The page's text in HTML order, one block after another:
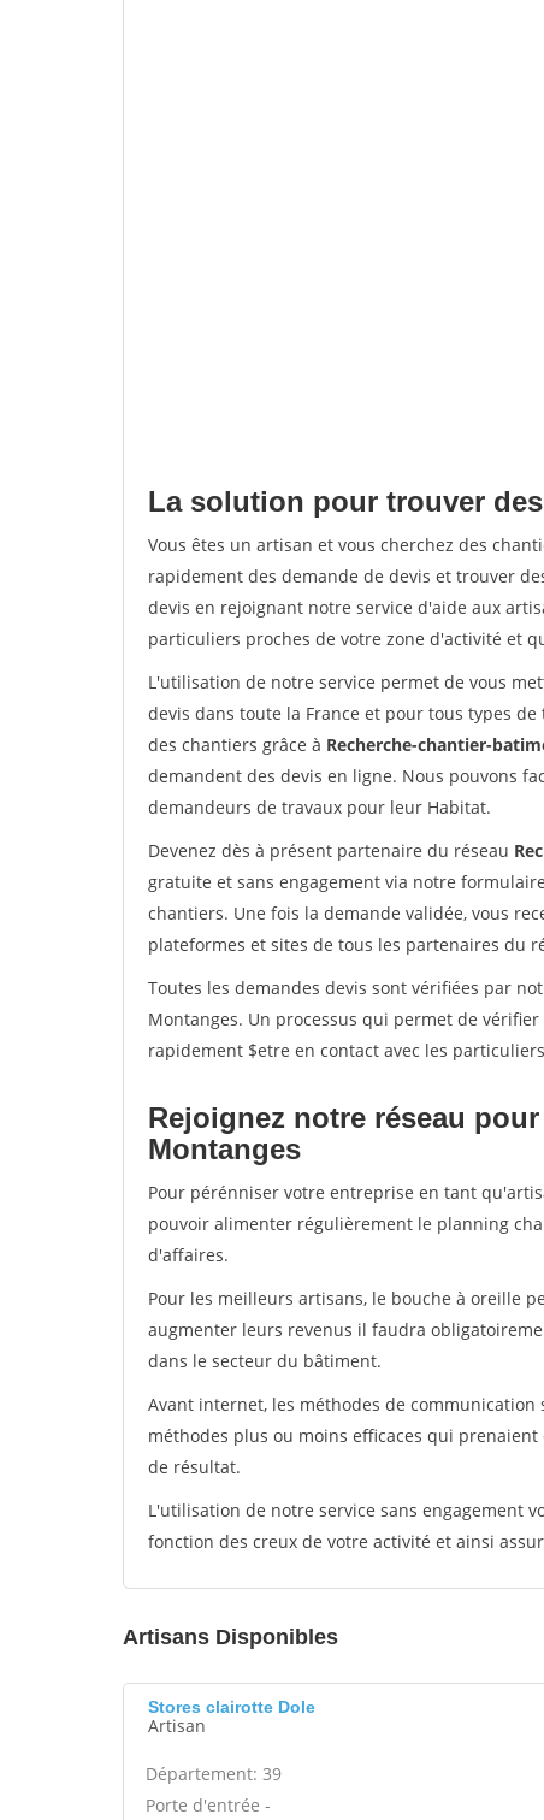
La solution pour trouver
Vous êtes un artisan et vous cherchez des
rapidement des demande de devis et trouver
devis en rejoignant notre service d'aide aux
particuliers proches de votre zone d'activité et
L'utilisation de notre service permet de vous
devis dans toute la France et pour tous types
des chantiers grâce à Recherche-chantier-
demandent des devis en ligne. Nous pouvons
demandeurs de travaux pour leur Habitat.
Devenez dès à présent partenaire du réseau
gratuite et sans engagement via notre
chantiers. Une fois la demande validée, vous
plateformes et sites de tous les partenaires du
Toutes les demandes devis sont vérifiées par
Montanges. Un processus qui permet de
rapidement $etre en contact avec les
Rejoignez notre réseau
Montanges
Pour pérénniser votre entreprise en tant
pouvoir alimenter régulièrement le planning
d'affaires.
Pour les meilleurs artisans, le bouche à oreille
augmenter leurs revenus il faudra
dans le secteur du bâtiment.
Avant internet, les méthodes de
méthodes plus ou moins efficaces qui
de résultat.
L'utilisation de notre service sans engagement
fonction des creux de votre activité et ainsi
Artisans Disponibles
Stores clairotte Dole
Artisan
Département: 39
Porte d'entrée -